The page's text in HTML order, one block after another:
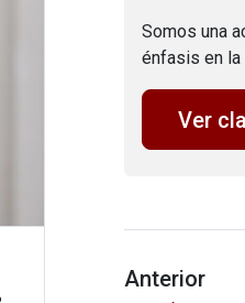
Somos una
énfasis en la
Ver
Anterior